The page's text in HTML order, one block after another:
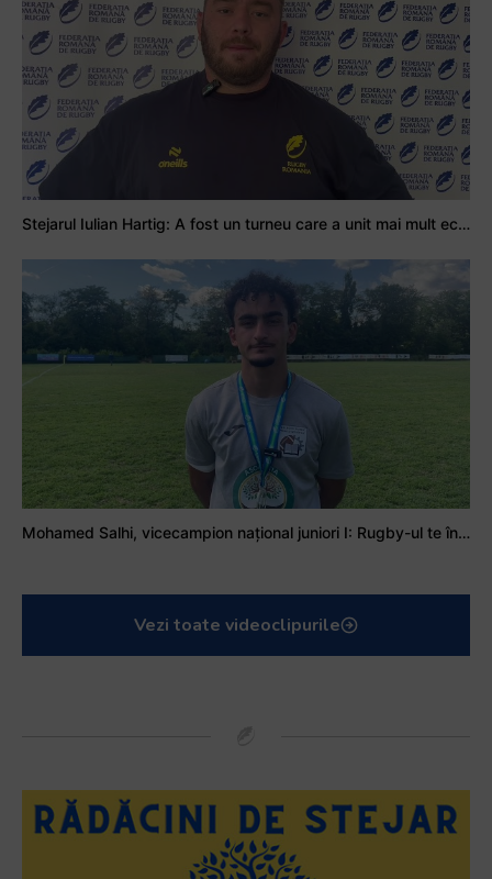
Stejarul Iulian Hartig: A fost un turneu care a unit mai mult echipa
Mohamed Salhi, vicecampion național juniori I: Rugby-ul te învață să accepți și înfrângerile
Vezi toate videoclipurile